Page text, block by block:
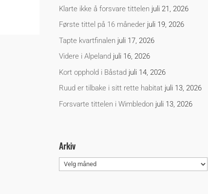
Klarte ikke å forsvare tittelen juli 21, 2026
Første tittel på 16 måneder juli 19, 2026
Tapte kvartfinalen juli 17, 2026
Videre i Alpeland juli 16, 2026
Kort opphold i Båstad juli 14, 2026
Ruud er tilbake i sitt rette habitat juli 13, 2026
Forsvarte tittelen i Wimbledon juli 13, 2026
Arkiv
Arkiv